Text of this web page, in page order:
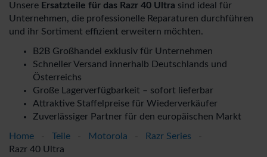
Unsere Ersatzteile für das Razr 40 Ultra sind ideal für
Unternehmen, die professionelle Reparaturen durchführen
und ihr Sortiment effizient erweitern möchten.
B2B Großhandel exklusiv für Unternehmen
Schneller Versand innerhalb Deutschlands und
Österreichs
Große Lagerverfügbarkeit – sofort lieferbar
Attraktive Staffelpreise für Wiederverkäufer
Zuverlässiger Partner für den europäischen Markt
Home Teile Motorola Razr Series
Razr 40 Ultra